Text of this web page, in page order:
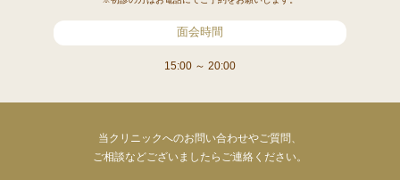
面会時間
15:00 ～ 20:00
当クリニックへのお問い合わせやご質問、
ご相談などございましたらご連絡ください。